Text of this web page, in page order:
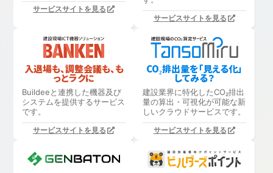
サービスサイトを見る
サービスサイトを見る
入退場も、調整会議も、も
っとラクに
Buildeeと連携した機器及び
システムを提供するサービス
です。
サービスサイトを見る
CO₂排出量を「見える化」
してみる？
建設業界に特化したCO₂排出
量の算出・可視化が可能な新
しいクラウドサービスです。
サービスサイトを見る